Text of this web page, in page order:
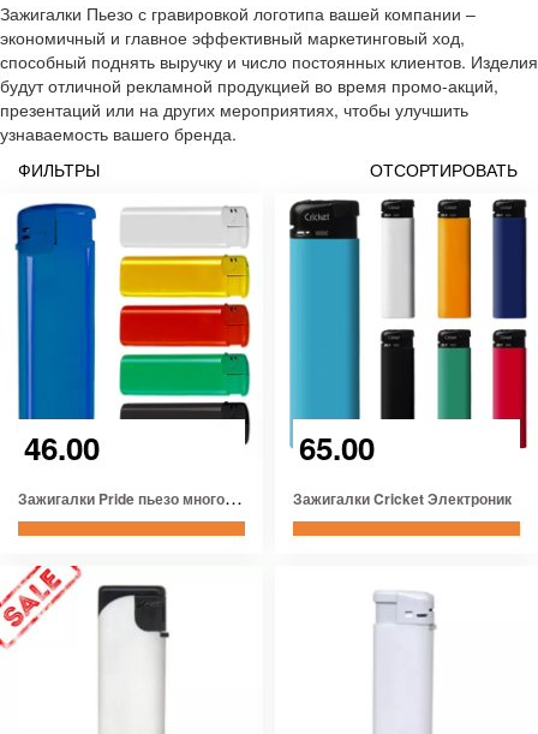
Зажигалки Пьезо с гравировкой логотипа вашей компании –
экономичный и главное эффективный маркетинговый ход,
способный поднять выручку и число постоянных клиентов. Изделия
будут отличной рекламной продукцией во время промо-акций,
презентаций или на других мероприятиях, чтобы улучшить
узнаваемость вашего бренда.
ФИЛЬТРЫ
ОТСОРТИРОВАТЬ
46.00
З
ажигалки Pride пьезо многоразовые
65.00
Зажигалки Cricket Электроник